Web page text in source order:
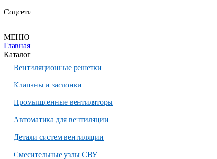
Соцсети
МЕНЮ
Главная
Каталог
Вентиляционные решетки
Клапаны и заслонки
Промышленные вентиляторы
Автоматика для вентиляции
Детали систем вентиляции
Смесительные узлы СВУ